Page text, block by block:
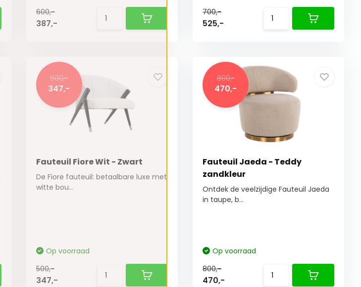
600,-
387,-
700,-
525,-
500,-
347,-
Fauteuil Fiore Wit - Zwart
De Fiore fauteuil: betaalbare luxe met
witte bou...
Op voorraad
500,-
347,-
800,-
470,-
Fauteuil Jaeda - Teddy
zandkleur
Ontdek de veelzijdige Fauteuil Jaeda
in taupe, b...
Op voorraad
800,-
470,-